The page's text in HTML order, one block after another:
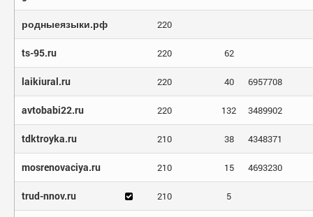
родныеязыки.рф 220
ts-95.ru 220 62
laikiural.ru 220 40 6957708
avtobabi22.ru 220 132 3489902
tdktroyka.ru 210 38 4348371
mosrenovaciya.ru 210 15 4693230
trud-nnov.ru 210 5